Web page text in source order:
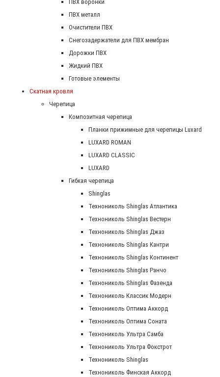
ПВХ воронки
ПВХ металл
Очистители ПВХ
Снегозадержатели для ПВХ мембран
Дорожки ПВХ
Жидкий ПВХ
Готовые элементы
Скатная кровля
Черепица
Композитная черепица
Планки прижимные для черепицы Luxard
LUXARD ROMAN
LUXARD CLASSIC
LUXARD
Гибкая черепица
Shinglas
Технониколь Shinglas Атлантика
Технониколь Shinglas Вестерн
Технониколь Shinglas Джаз
Технониколь Shinglas Кантри
Технониколь Shinglas Континент
Технониколь Shinglas Ранчо
Технониколь Shinglas Фазенда
Технониколь Классик Модерн
Технониколь Оптима Аккорд
Технониколь Оптима Соната
Технониколь Ультра Самба
Технониколь Ультра Фокстрот
Технониколь Shinglas
Технониколь Финская Аккорд